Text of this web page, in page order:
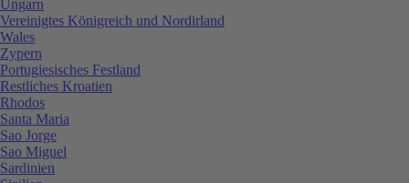
Ungarn
Vereinigtes Königreich und Nordirland
Wales
Zypern
Portugiesisches Festland
Restliches Kroatien
Rhodos
Santa Maria
Sao Jorge
Sao Miguel
Sardinien